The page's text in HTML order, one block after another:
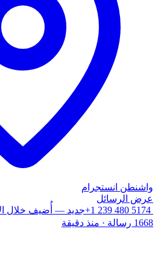
واشنطن انستجرام
عرض الرسائل
+1 239 480 5174جديد — أُضيف خلال
1668 رسالة
· منذ دقيقة